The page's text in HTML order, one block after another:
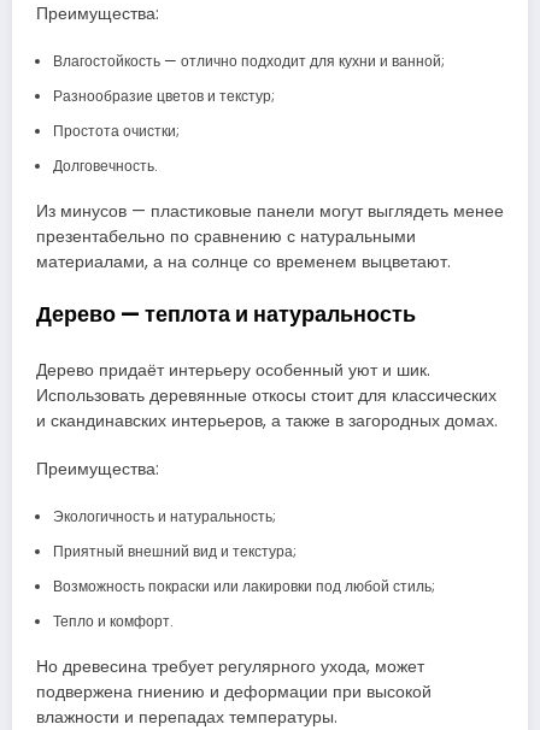
Преимущества:
Влагостойкость — отлично подходит для кухни и ванной;
Разнообразие цветов и текстур;
Простота очистки;
Долговечность.
Из минусов — пластиковые панели могут выглядеть менее
презентабельно по сравнению с натуральными
материалами, а на солнце со временем выцветают.
Дерево — теплота и натуральность
Дерево придаёт интерьеру особенный уют и шик.
Использовать деревянные откосы стоит для классических
и скандинавских интерьеров, а также в загородных домах.
Преимущества:
Экологичность и натуральность;
Приятный внешний вид и текстура;
Возможность покраски или лакировки под любой стиль;
Тепло и комфорт.
Но древесина требует регулярного ухода, может
подвержена гниению и деформации при высокой
влажности и перепадах температуры.